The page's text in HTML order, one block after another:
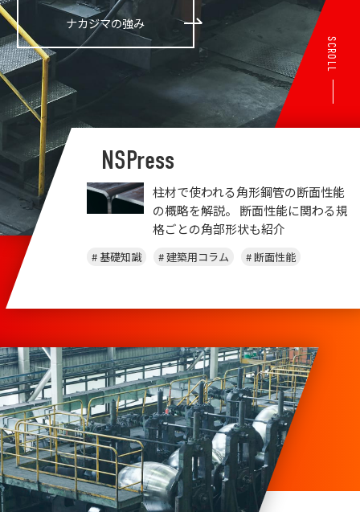
SCROLL
ナカジマの強み
NSPress
鋼管
柱材で使われる角形鋼管の断面性能
の概略を解説。 断面性能に関わる規
格ごとの角部形状も紹介
# 基礎知識 # 建築用コラム # 断面性能